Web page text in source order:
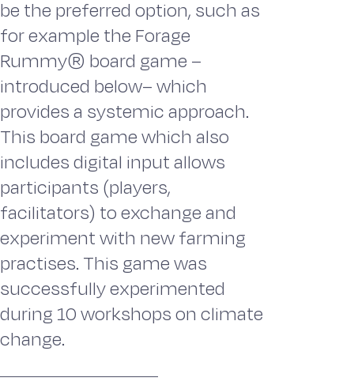
be the preferred option, such as
for example the Forage
Rummy® board game –
introduced below– which
provides a systemic approach.
This board game which also
includes digital input allows
participants (players,
facilitators) to exchange and
experiment with new farming
practises. This game was
successfully experimented
during 10 workshops on climate
change.